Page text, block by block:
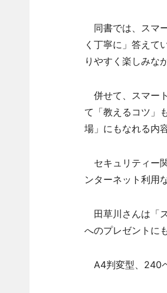
同書では、スマ
く丁寧に」答えて
りやすく楽しみな
併せて、スマー
て「教えるコツ」
場」にもなれる内
セキュリティー
ンターネット利用
田草川さんは「
へのプレゼントに
A4判変型、240